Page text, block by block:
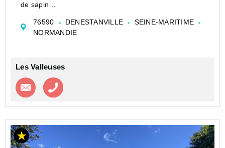
de sapin
également d'une mezzanine offrant deux espaces nuit,
idéale pour un usage en camping ou pour...
76590 DENESTANVILLE
SEINE-MARITIME
NORMANDIE
Les Valleuses
Contacter l'agence